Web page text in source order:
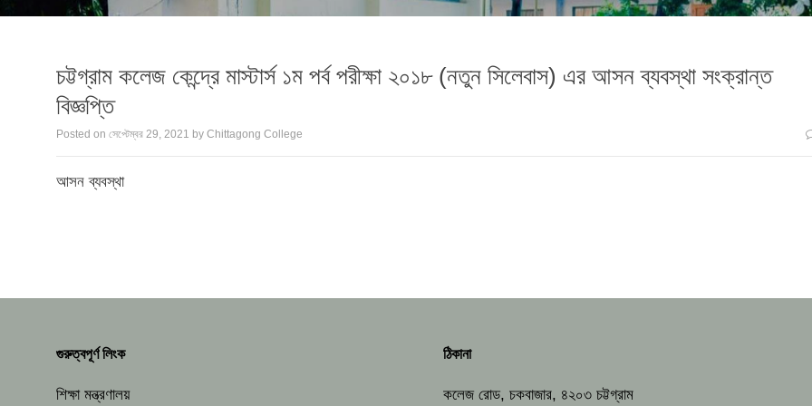
চট্টগ্রাম কলেজ কেন্দ্রে মাস্টার্স ১ম পর্ব পরীক্ষা ২০১৮ (নতুন সিলেবাস) এর আসন ব্যবস্থা সংক্রান্ত
বিজ্ঞপ্তি
Posted on সেপ্টেম্বর 29, 2021 by Chittagong College
আসন ব্যবস্থা
গুরুত্বপূর্ণ লিংক
শিক্ষা মন্ত্রণালয়
ঠিকানা
কলেজ রোড, চকবাজার, ৪২০৩ চট্টগ্রাম